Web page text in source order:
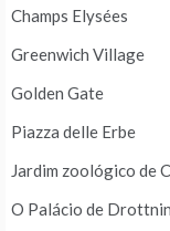
Champs Elysées
Greenwich Village
Golden Gate
Piazza delle Erbe
Jardim zoológico de
O Palácio de